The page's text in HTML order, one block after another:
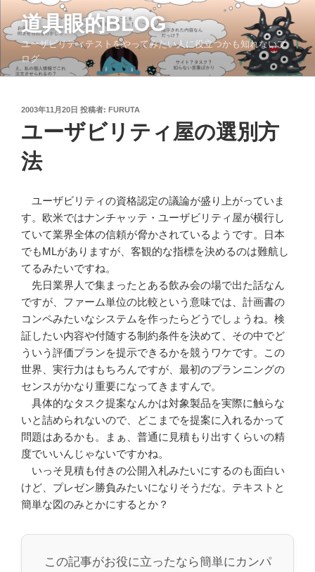
ン
テ
ツ
道具眼的BLOG
ユーザビリティテストをやってみたい人に役立つかも知れないブ
ログ
投
2003年11月20日 投稿者: FURUTA
ユーザビリティ屋の選別方
法
ユーザビリティの資格認定の議論が盛り上がっていま
す。欧米ではナンチャッテ・ユーザビリティ屋が横行し
ていて業界全体の信頼が脅かされているようです。日本
でもMLがありますが、客観的な指標を決めるのは難航し
てるみたいですね。
先日業界人で集まったとある飲み会の場で出た話なん
ですが、ファーム単位の比較という意味では、計画書の
コンペみたいなシステムを作ったらどうでしょうね。検
証したい内容や付随する制約条件を決めて、その中でど
ういう評価プランを提示できるかを競うワケです。この
世界、実行力はもちろんですが、最初のプランニングの
センスがかなり重要になってきますんで。
具体的なタスク提案なんかは対象製品を実際に触らな
いと詰められないので、どこまでを提案に入れるかって
問題はあるかも。まぁ、普通に見積もり出すくらいの精
度でいいんじゃないですかね。
いっそ見積も付きの公開入札みたいにするのも面白い
けど、プレゼン勝負みたいになりそうだな。テキストと
簡単な図のみとかにするとか？
この記事がお役に立ったなら簡単にカンパ